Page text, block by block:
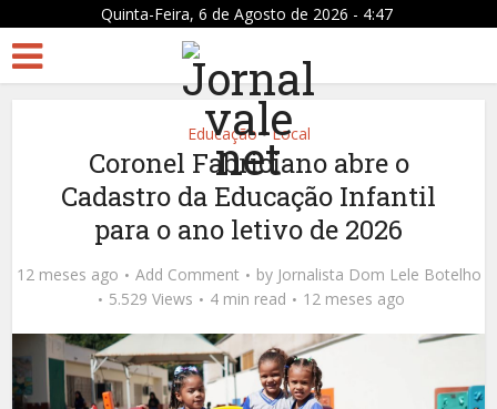
Quinta-Feira, 6 de Agosto de 2026 - 4:47
Educação • Local
Coronel Fabriciano abre o
Cadastro da Educação Infantil
para o ano letivo de 2026
12 meses ago Add Comment by Jornalista Dom Lele Botelho
5.529 Views
4 min read 12 meses ago